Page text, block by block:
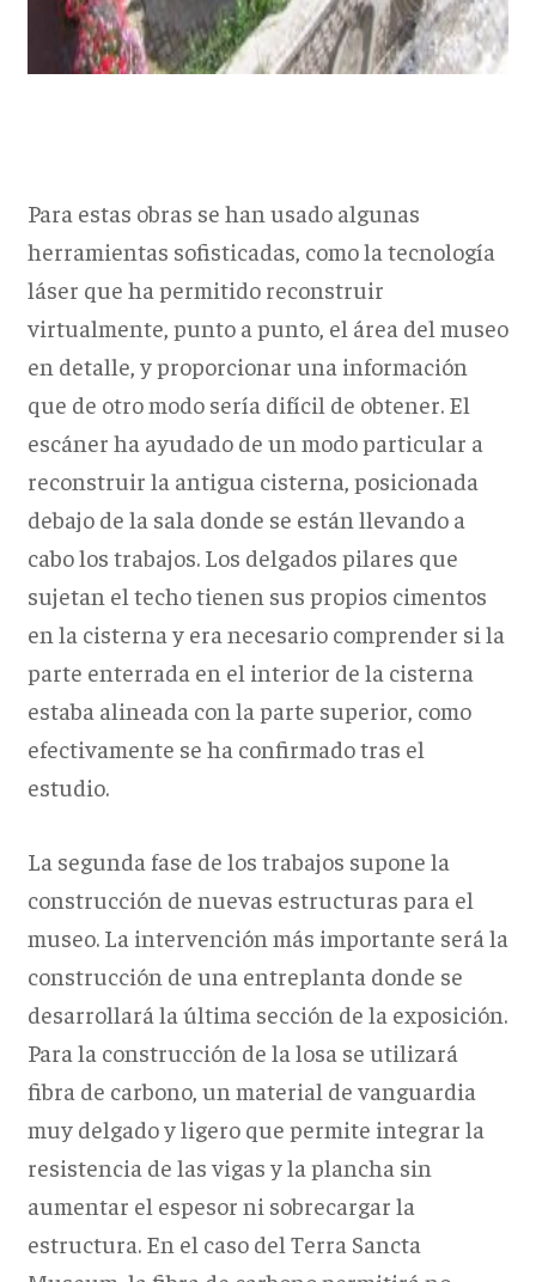
Para estas obras se han usado algunas
herramientas sofisticadas, como la tecnología
láser que ha permitido reconstruir
virtualmente, punto a punto, el área del museo
en detalle, y proporcionar una información
que de otro modo sería difícil de obtener. El
escáner ha ayudado de un modo particular a
reconstruir la antigua cisterna, posicionada
debajo de la sala donde se están llevando a
cabo los trabajos. Los delgados pilares que
sujetan el techo tienen sus propios cimentos
en la cisterna y era necesario comprender si la
parte enterrada en el interior de la cisterna
estaba alineada con la parte superior, como
efectivamente se ha confirmado tras el
estudio.
La segunda fase de los trabajos supone la
construcción de nuevas estructuras para el
museo. La intervención más importante será la
construcción de una entreplanta donde se
desarrollará la última sección de la exposición.
Para la construcción de la losa se utilizará
fibra de carbono, un material de vanguardia
muy delgado y ligero que permite integrar la
resistencia de las vigas y la plancha sin
aumentar el espesor ni sobrecargar la
estructura. En el caso del Terra Sancta